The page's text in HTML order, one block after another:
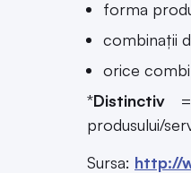
forma
combinaţii
orice
*Distinctiv =
produsului/
Sursa: http://